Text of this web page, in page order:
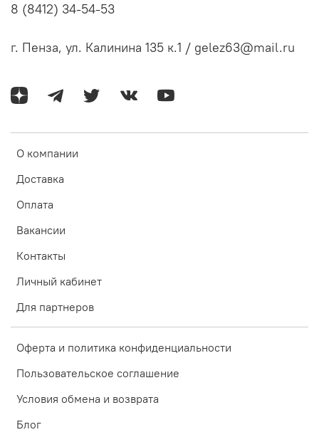
О компании
Доставка
Оплата
Вакансии
Контакты
Личный кабинет
Для партнеров
Оферта и политика конфиденциальности
Пользовательское соглашение
Условия обмена и возврата
Блог
8 (8412) 34-54-53
г. Пенза, ул. Калинина 135 к.1 / gelez63@mail.ru